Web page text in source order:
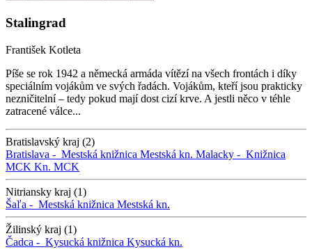
Stalingrad
František Kotleta
Píše se rok 1942 a německá armáda vítězí na všech frontách i díky
speciálním vojákům ve svých řadách. Vojákům, kteří jsou prakticky
nezničitelní – tedy pokud mají dost cizí krve. A jestli něco v téhle
zatracené válce...
Bratislavský kraj (2)
Bratislava - Mestská knižnica Mestská kn. Malacky - Knižnica
MCK Kn. MCK
Nitriansky kraj (1)
Šaľa - Mestská knižnica Mestská kn.
Žilinský kraj (1)
Čadca - Kysucká knižnica Kysucká kn.